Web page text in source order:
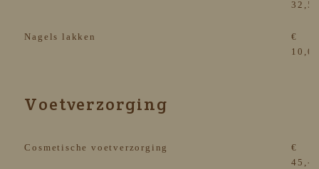
Nagels lakken
€
Voetverzorging
Cosmetische voetverzorging
€
45,-